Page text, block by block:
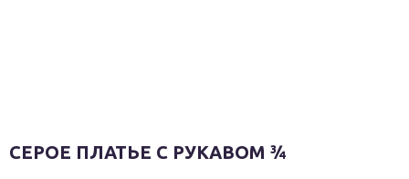
СЕРОЕ ПЛАТЬЕ С РУКАВОМ ¾